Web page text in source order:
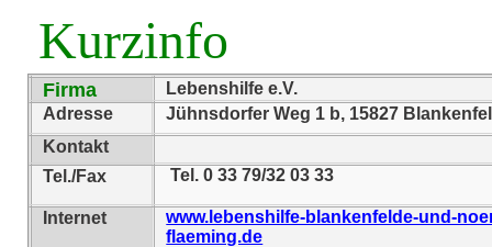
Kurzinfo
Firma
Lebenshilfe e.V.
Adresse
Jühnsdorfer Weg 1 b, 15827
Kontakt
Tel./Fax
Tel. 0 33 79/32 03 33
Internet
www.lebenshilfe-blankenfelde-und-
flaeming.de